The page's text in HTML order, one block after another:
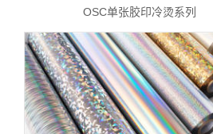
OSC单张胶印冷烫系列